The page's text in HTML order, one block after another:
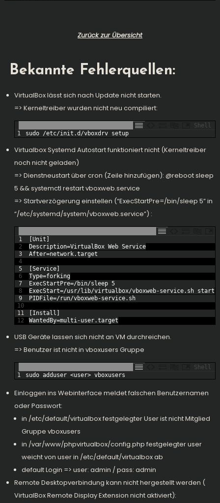
Zurück zur Übersicht
Bekannte Fehlerquellen:
VirtualBox lässt sich nach Update nicht starten.
=> Kerneltreiber wurden nicht neu compiliert:
Shell
1
sudo /etc/init .d /vboxdrv setup
Virtualbox Systemd Autostart funktioniert nicht (Kerneltreiber
noch nicht geladen)
=> Dienstneustart über cron (Zeile hinzufügen): @reboot sleep
5 && systemctl restart vboxweb.service
=> Startverzögerung einstellen (“ExecStartPre=/bin/sleep 5” in
“/etc/systemd/system/vboxweb.service”) :
1
2
3
4
5
6
7
8
9
10
11
12
Unit
Description=VirtualBox Web Service
After=network.target
Service]
Type=forking
ExecStartPre=/bin/sleep 5
ExecStart=/usr/lib/virtualbox/vboxweb-service. sh start
PIDFile=/run/vboxweb-service. sh
Install
WantedBy=multi-user.target
USB Geräte lassen sich nicht an VM durchreichen.
=> Benutzer ist nicht in vboxusers Gruppe
Shell
1
sudo adduser <user> vboxusers
Einloggen ins Webinterface meldet falschen Benutzernamen
oder Passwort:
in /etc/default/virtualbox festgelegter User ist nicht Mitglied
Gruppe vboxusers
in /var/www/phpvirtualbox/config.php festgelegter user
weicht von user in /etc/default/virtualbox ab
default Login => user: admin / pass: admin
Remote Desktopverbindung kann nicht hergestellt werden (
VirtualBox Remote Display Extension nicht aktiviert):